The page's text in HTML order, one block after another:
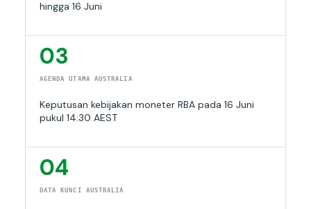
hingga 16 Juni
03
AGENDA UTAMA AUSTRALIA
Keputusan kebijakan moneter RBA pada 16 Juni
pukul 14:30 AEST
04
DATA KUNCI AUSTRALIA